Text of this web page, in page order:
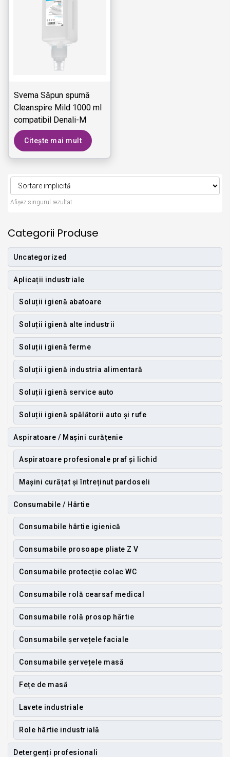
Svema Săpun spumă
Cleanspire Mild 1000 ml
compatibil Denali-M
Citește mai mult
Afișez singurul rezultat
Categorii Produse
Uncategorized
Aplicații industriale
Soluții igienă abatoare
Soluții igienă alte industrii
Soluții igienă ferme
Soluții igienă industria alimentară
Soluții igienă service auto
Soluții igienă spălătorii auto și rufe
Aspiratoare / Mașini curățenie
Aspiratoare profesionale praf și lichid
Mașini curățat și întreținut pardoseli
Consumabile / Hârtie
Consumabile hârtie igienică
Consumabile prosoape pliate Z V
Consumabile protecție colac WC
Consumabile rolă cearsaf medical
Consumabile rolă prosop hărtie
Consumabile șervețele faciale
Consumabile șervețele masă
Fețe de masă
Lavete industriale
Role hârtie industrială
Detergenți profesionali